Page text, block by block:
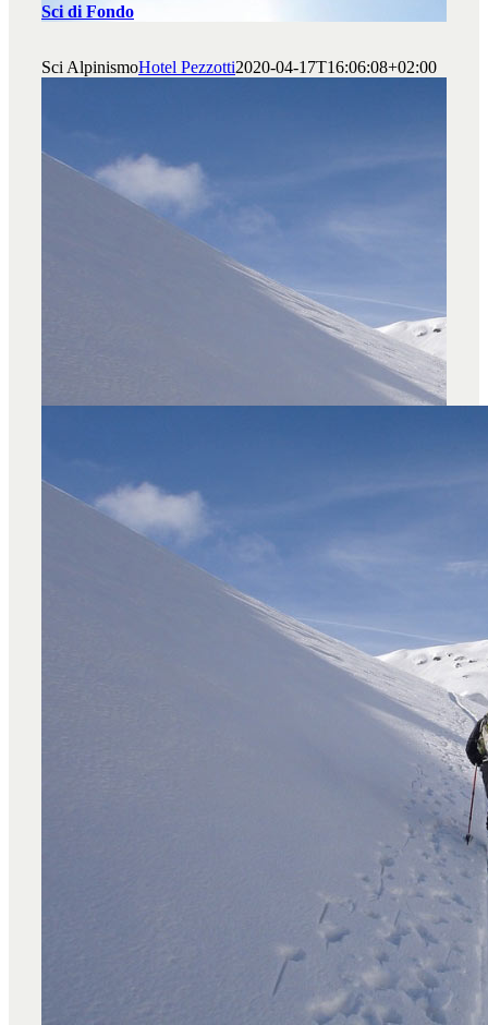
Sci di Fondo
Sci AlpinismoHotel Pezzotti2020-04-17T16:06:08+02:00